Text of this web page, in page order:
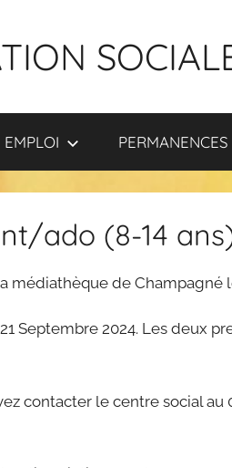
EMPLOI PERMANENCES
ado (8-14
médiathèque de Champagné
Septembre 2024. Les deux
contacter le centre social au